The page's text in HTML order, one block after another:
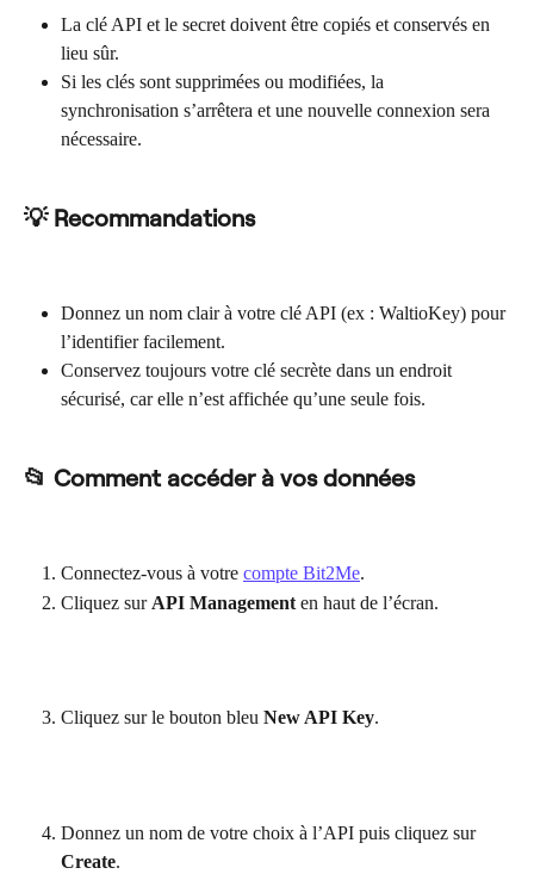
La clé API et le secret doivent être copiés et conservés en
lieu sûr.
Si les clés sont supprimées ou modifiées, la
synchronisation s’arrêtera et une nouvelle connexion sera
nécessaire.
💡 Recommandations
Donnez un nom clair à votre clé API (ex : WaltioKey) pour
l’identifier facilement.
Conservez toujours votre clé secrète dans un endroit
sécurisé, car elle n’est affichée qu’une seule fois.
📂 Comment accéder à vos données
Connectez-vous à votre compte Bit2Me.
Cliquez sur API Management en haut de l’écran.
Cliquez sur le bouton bleu New API Key.
Donnez un nom de votre choix à l’API puis cliquez sur
Create.